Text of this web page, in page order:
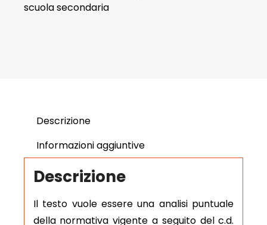
scuola secondaria
Descrizione
Informazioni aggiuntive
Descrizione
Il testo vuole essere una analisi puntuale
della normativa vigente a seguito del c.d.